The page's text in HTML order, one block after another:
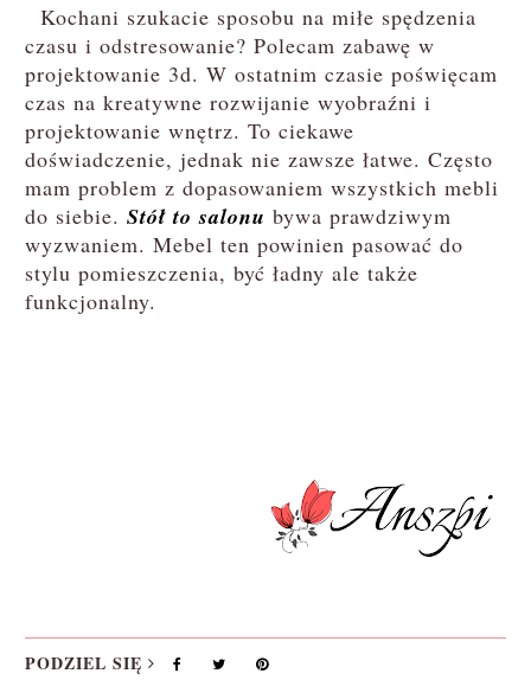
Kochani szukacie sposobu na miłe spędzenia
czasu i odstresowanie? Polecam zabawę w
projektowanie 3d. W ostatnim czasie poświęcam
czas na kreatywne rozwijanie wyobraźni i
projektowanie wnętrz. To ciekawe
doświadczenie, jednak nie zawsze łatwe. Często
mam problem z dopasowaniem wszystkich mebli
do siebie. Stół to salonu bywa prawdziwym
wyzwaniem. Mebel ten powinien pasować do
stylu pomieszczenia, być ładny ale także
funkcjonalny.
PODZIEL SIĘ